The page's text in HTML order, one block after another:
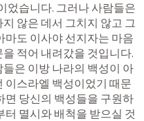
었습니다. 그러나 사람들은
않은 데서 그치지 않고 그
마도 이사야 선지자는 마음
적어 내려갔을 것입니다.
은 이방 나라의 백성이 아
이스라엘 백성이었기 때문
면 당신의 백성들을 구원하
멸시와 배척을 받으실 것